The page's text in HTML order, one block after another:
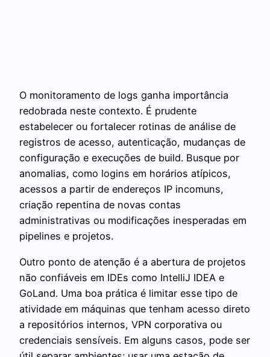
O monitoramento de logs ganha importância
redobrada neste contexto. É prudente
estabelecer ou fortalecer rotinas de análise de
registros de acesso, autenticação, mudanças de
configuração e execuções de build. Busque por
anomalias, como logins em horários atípicos,
acessos a partir de endereços IP incomuns,
criação repentina de novas contas
administrativas ou modificações inesperadas em
pipelines e projetos.
Outro ponto de atenção é a abertura de projetos
não confiáveis em IDEs como IntelliJ IDEA e
GoLand. Uma boa prática é limitar esse tipo de
atividade em máquinas que tenham acesso direto
a repositórios internos, VPN corporativa ou
credenciais sensíveis. Em alguns casos, pode ser